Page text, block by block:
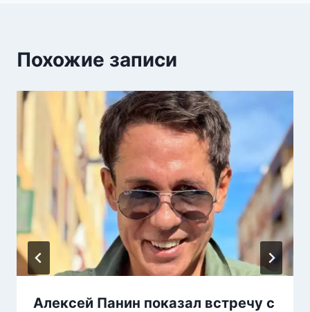
Похожие записи
Алексей Панин показал встречу с